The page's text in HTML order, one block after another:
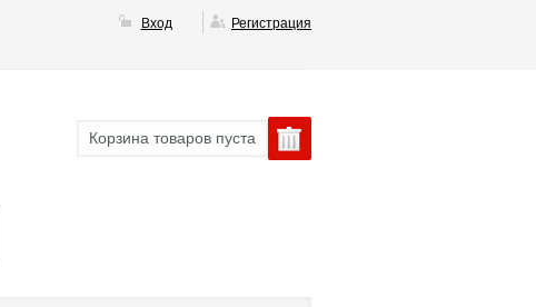
Вход Регистрация
Корзина товаров пуста